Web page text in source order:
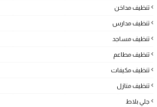
تنظيف مداخن
تنظيف مدارس
تنظيف مساجد
تنظيف مطاعم
تنظيف مكيفات
تنظيف منازل
جلي بلاط